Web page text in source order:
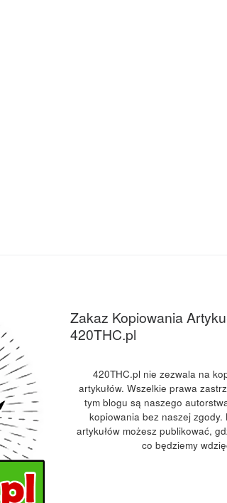
Zakaz Kopiowania
420THC.pl
420THC.pl nie zezwala na
artykułów. Wszelkie prawa
tym blogu są naszego
kopiowania bez naszej zgody.
artykułów możesz publikować,
co będziemy